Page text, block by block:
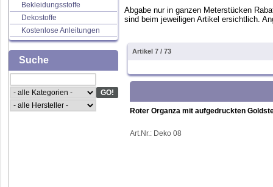
Bekleidungsstoffe
Dekostoffe
Kostenlose Anleitungen
Suche
Abgabe nur in ganzen Meterstücken
sind beim jeweiligen Artikel ersichtlich.
Artikel 7 / 73
Roter Organza mit aufgedruckten
Art.Nr.: Deko 08